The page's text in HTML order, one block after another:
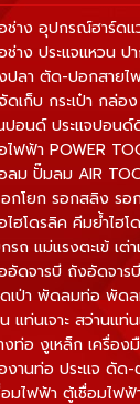
ช่าง อุปกรณ์ฮาร์ดแ
ช่าง ประแจแหวน ป
ปลา ตัด-ปอกสายไ
เก็บ กระเป๋า กล่อ
นปอนด์ ประแจปอน
ไฟฟ้า POWER
ลม ปั๊มลม AIR
อกโยก รอกสลิง รอ
ไฮโดรลิค คีมย้ำไฮ
รถ แม่แรงตะเข้ เต่
อัดจารบี ถังอัดจาร
เป่า พัดลมท่อ พัดล
แท่นเจาะ สว่านแท่
างท่อ งูเหล็ก เครื่อ
องานท่อ ประแจ ดั
อมไฟฟ้า ตู้เชื่อมไฟ